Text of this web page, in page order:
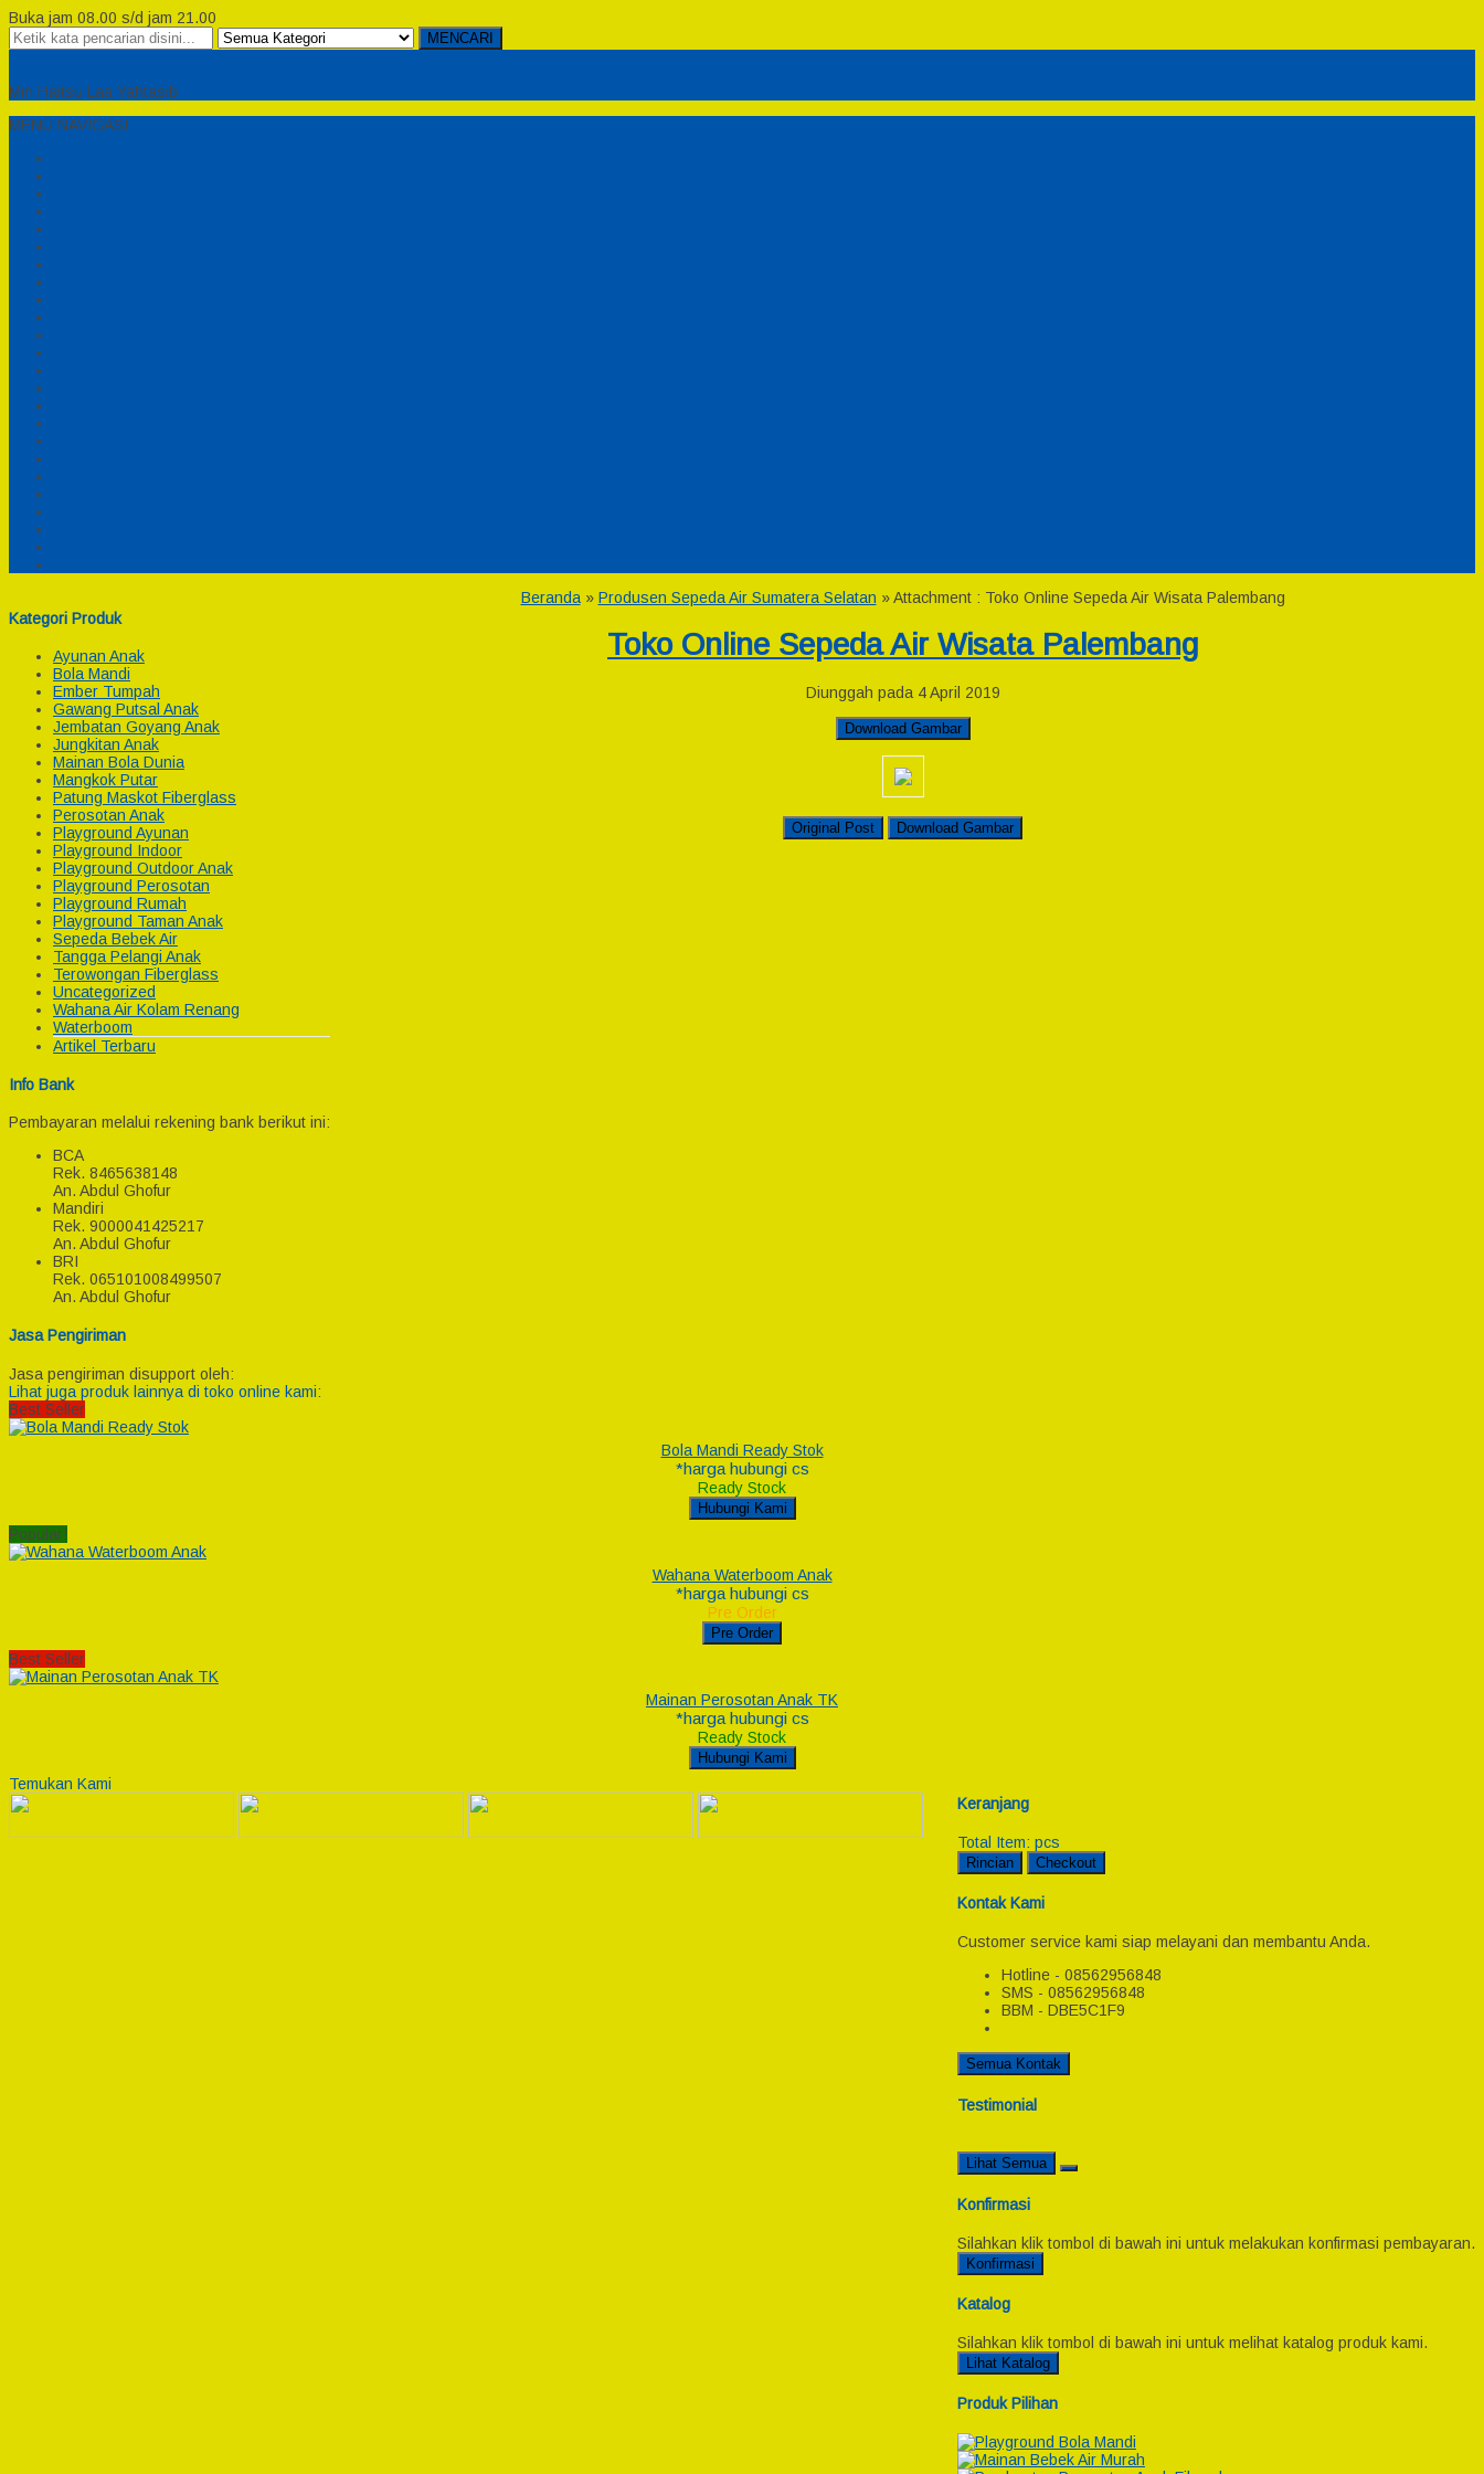
Buka jam 08.00 s/d jam 21.00
MENCARI
Min Haitsu Laa Yahtasib
MENU NAVIGASI
Kategori Produk
Ayunan Anak
Bola Mandi
Ember Tumpah
Gawang Putsal Anak
Jembatan Goyang Anak
Jungkitan Anak
Mainan Bola Dunia
Mangkok Putar
Patung Maskot Fiberglass
Perosotan Anak
Playground Ayunan
Playground Indoor
Playground Outdoor Anak
Playground Perosotan
Playground Rumah
Playground Taman Anak
Sepeda Bebek Air
Tangga Pelangi Anak
Terowongan Fiberglass
Uncategorized
Wahana Air Kolam Renang
Waterboom
Artikel Terbaru
Info Bank
Pembayaran melalui rekening bank berikut ini:
BCA
Rek. 8465638148
An. Abdul Ghofur
Mandiri
Rek. 9000041425217
An. Abdul Ghofur
BRI
Rek. 065101008499507
An. Abdul Ghofur
Jasa Pengiriman
Jasa pengiriman disupport oleh:
Beranda» Produsen Sepeda Air Sumatera Selatan » Attachment : Toko Online Sepeda Air Wisata Palembang
Toko Online Sepeda Air Wisata Palembang
Diunggah pada 4 April 2019
Download Gambar
Original Post Download Gambar
Lihat juga produk lainnya di toko online kami:
Best Seller
Bola Mandi Ready Stok
*harga hubungi cs
Ready Stock
Hubungi Kami
Popular!
Wahana Waterboom Anak
*harga hubungi cs
Pre Order
Pre Order
Best Seller
Mainan Perosotan Anak TK
*harga hubungi cs
Ready Stock
Hubungi Kami
Keranjang
Total Item: pcs
Rincian Checkout
Kontak Kami
Customer service kami siap melayani dan membantu Anda.
Hotline - 08562956848
SMS - 08562956848
BBM - DBE5C1F9
Semua Kontak
Testimonial
Lihat Semua
Konfirmasi
Silahkan klik tombol di bawah ini untuk melakukan konfirmasi pembayaran.
Konfirmasi
Katalog
Silahkan klik tombol di bawah ini untuk melihat katalog produk kami.
Lihat Katalog
Produk Pilihan
Temukan Kami